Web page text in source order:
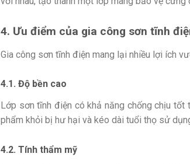
4. Ưu điểm của gia công sơn tĩnh
Gia công sơn tĩnh điện mang lại nhiều lợi ích
4.1. Độ bền cao
Lớp sơn tĩnh điện có khả năng chống chịu
phẩm khỏi bị hư hại và kéo dài tuổi thọ sử
4.2. Tính thẩm mỹ